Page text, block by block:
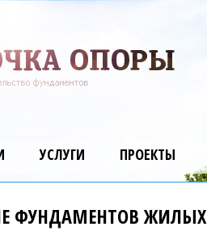
УСЛУГИ ПРОЕКТЫ
ФУНДАМЕНТОВ